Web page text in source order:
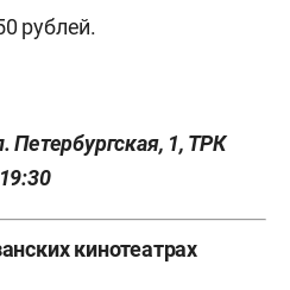
рублей.
Петербургская, 1, ТРК
кинотеатрах